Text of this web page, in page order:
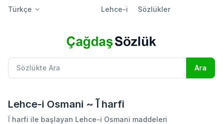
Türkçe Lehce-i Sözlükler
Lehce-i Osmani ~ آ harfi
آ harfi ile başlayan Lehce-i Osmani maddeleri